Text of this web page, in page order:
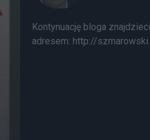
Kontynuację bloga
adresem: http://